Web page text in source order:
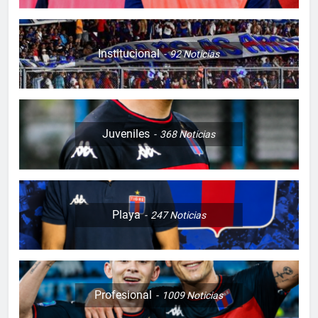
Institucional 92Noticias
Juveniles 368Noticias
Playa 247Noticias
Profesional 1009Noticias